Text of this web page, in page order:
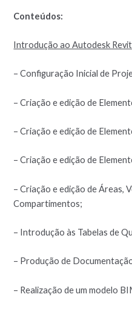
Conteúdos:
Introdução ao Autodesk
– Configuração Inicial de
– Criação e edição de
– Criação e edição de
– Criação e edição de
– Criação e edição de Áreas,
Compartimentos;
– Introdução às Tabelas de
– Produção de
– Realização de um modelo